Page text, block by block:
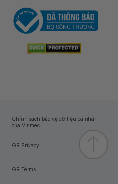
Chính sách bảo vệ dữ liệu cá nhân
của Vinmec
GR Privacy
GR Terms